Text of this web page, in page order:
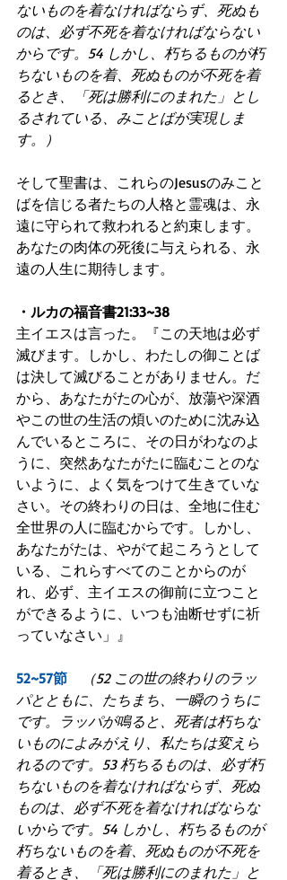
ないものを着なければならず、死ぬも
のは、必ず不死を着なければならない
からです。54 しかし、朽ちるものが朽
ちないものを着、死ぬものが不死を着
るとき、「死は勝利にのまれた」とし
るされている、みことばが実現しま
す。）
そして聖書は、これらのJesusのみこと
ばを信じる者たちの人格と霊魂は、永
遠に守られて救われると約束します。
あなたの肉体の死後に与えられる、永
遠の人生に期待します。
・ルカの福音書21:33~38
主イエスは言った。『この天地は必ず
滅びます。しかし、わたしの御ことば
は決して滅びることがありません。だ
から、あなたがたの心が、放蕩や深酒
やこの世の生活の煩いのために沈み込
んでいるところに、その日がわなのよ
うに、突然あなたがたに臨むことのな
いように、よく気をつけて生きていな
さい。その終わりの日は、全地に住む
全世界の人に臨むからです。しかし、
あなたがたは、やがて起ころうとして
いる、これらすべてのことからのが
れ、必ず、主イエスの御前に立つこと
ができるように、いつも油断せずに祈
っていなさい」』
52~57節
（52 この世の終わりのラッ
パとともに、たちまち、一瞬のうちに
です。ラッパが鳴ると、死者は朽ちな
いものによみがえり、私たちは変えら
れるのです。53 朽ちるものは、必ず朽
ちないものを着なければならず、死ぬ
ものは、必ず不死を着なければならな
いからです。54 しかし、朽ちるものが
朽ちないものを着、死ぬものが不死を
着るとき、「死は勝利にのまれた」と